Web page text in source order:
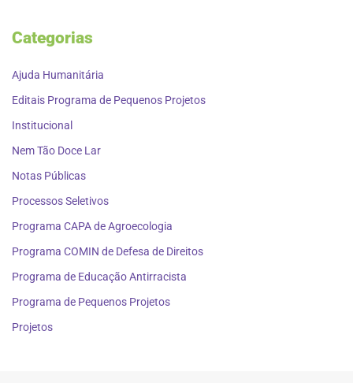
Categorias
Ajuda Humanitária
Editais Programa de Pequenos Projetos
Institucional
Nem Tão Doce Lar
Notas Públicas
Processos Seletivos
Programa CAPA de Agroecologia
Programa COMIN de Defesa de Direitos
Programa de Educação Antirracista
Programa de Pequenos Projetos
Projetos